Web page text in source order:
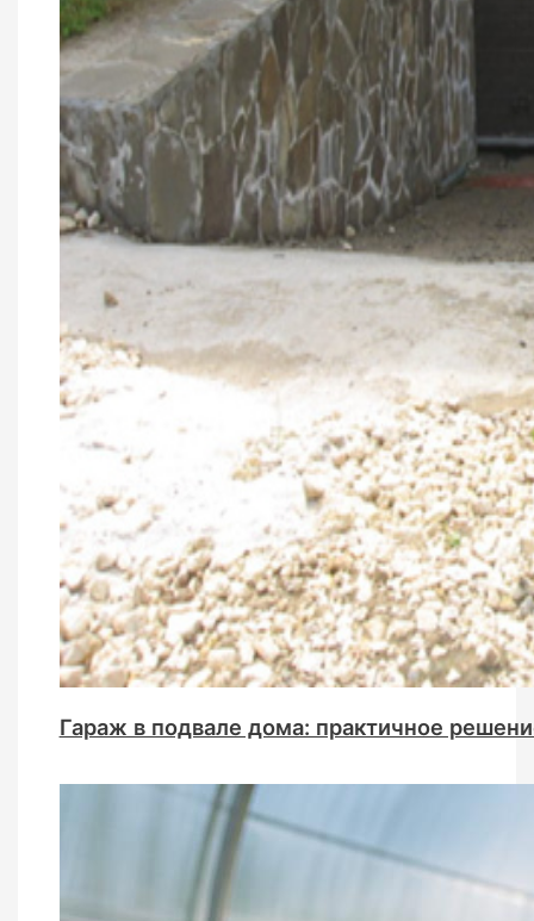
Гараж в подвале дома: практичное